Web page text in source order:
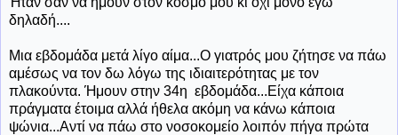
δηλαδή....
Μια εβδομάδα μετά λίγο αίμα...Ο γιατρός μου ζήτησε να πάω
αμέσως να τον δω λόγω της ιδιαιτερότητας με τον
πλακούντα. Ήμουν στην 34η εβδομάδα...Είχα κάποια
πράγματα έτοιμα αλλά ήθελα ακόμη να κάνω κάποια
ψώνια...Αντί να πάω στο νοσοκομείο λοιπόν πήγα πρώτα